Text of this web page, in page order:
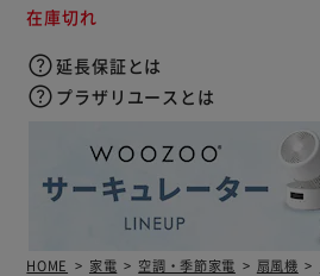
在庫切れ
延長保証とは
プラザリユースとは
HOME 家電 空調・季節家電 扇風機